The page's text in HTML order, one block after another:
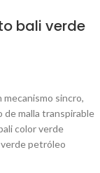
bali verde
mecanismo sincro,
de malla transpirable
color verde
petróleo